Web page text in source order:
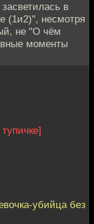
в
(1и2)", несмотря
не "О чём
моменты
убийца без